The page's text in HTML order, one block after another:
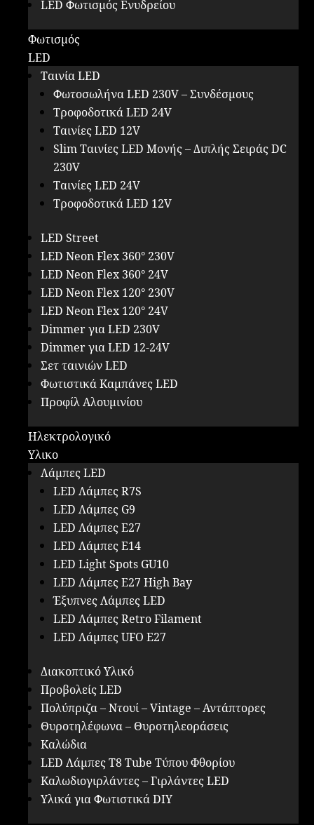
LED Φωτισμός Ενυδρείου
Φωτισμός
LED
Ταινία LED
Φωτοσωλήνα LED 230V – Συνδέσμους
Τροφοδοτικά LED 24V
Ταινίες LED 12V
Slim Ταινίες LED Μονής – Διπλής Σειράς DC
230V
Ταινίες LED 24V
Τροφοδοτικά LED 12V
LED Street
LED Neon Flex 360° 230V
LED Neon Flex 360° 24V
LED Neon Flex 120° 230V
LED Neon Flex 120° 24V
Dimmer για LED 230V
Dimmer για LED 12-24V
Σετ ταινιών LED
Φωτιστικά Καμπάνες LED
Προφίλ Αλουμινίου
Ηλεκτρολογικό
Υλικο
Λάμπες LED
LED Λάμπες R7S
LED Λάμπες G9
LED Λάμπες E27
LED Λάμπες E14
LED Light Spots GU10
LED Λάμπες E27 High Bay
Έξυπνες Λάμπες LED
LED Λάμπες Retro Filament
LED Λάμπες UFO E27
Διακοπτικό Υλικό
Προβολείς LED
Πολύπριζα – Ντουί – Vintage – Αντάπτορες
Θυροτηλέφωνα – Θυροτηλεοράσεις
Καλώδια
LED Λάμπες Τ8 Tube Τύπου Φθορίου
Καλωδιογιρλάντες – Γιρλάντες LED
Υλικά για Φωτιστικά DIY